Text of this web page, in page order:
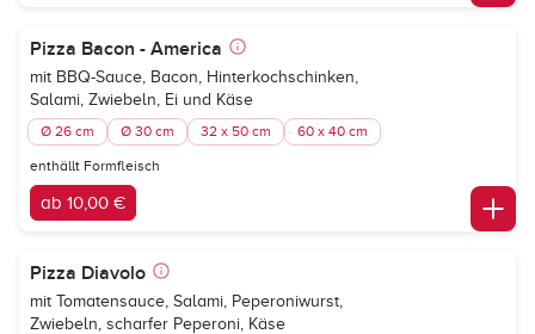
Pizza Bacon - America
mit BBQ-Sauce, Bacon, Hinterkochschinken,
Salami, Zwiebeln, Ei und Käse
Ø 26 cm Ø 30 cm 32 x 50 cm 60 x 40 cm
enthällt Formfleisch
ab 10,00 €
Pizza Diavolo
mit Tomatensauce, Salami, Peperoniwurst,
Zwiebeln, scharfer Peperoni, Käse